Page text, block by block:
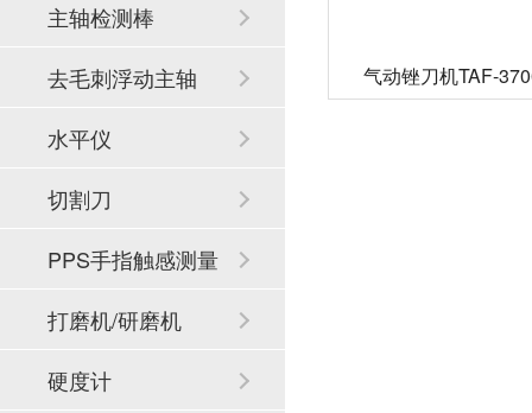
气动锉刀机TAF-
主轴检测棒
去毛刺浮动主轴
水平仪
切割刀
PPS手指触感测量
系统
打磨机/研磨机
硬度计